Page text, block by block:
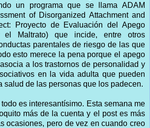
un programa que se llama ADAM
of Disorganized Attachment and
Proyecto de Evaluación del Apego
el Maltrato) que incide, entre otros
parentales de riesgo de las que
esto merece la pena porque el apego
a los trastornos de personalidad y
en la vida adulta que pueden
salud de las personas que los padecen.
es interesantísimo. Esta semana me
más de la cuenta y el post es más
ocasiones, pero de vez en cuando creo